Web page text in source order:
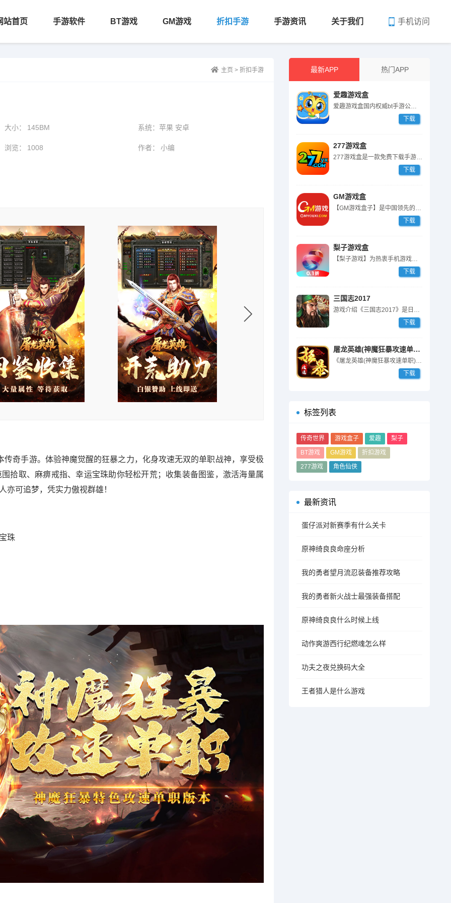
手机访问
站首页 手游软件 BT游戏 GM游戏 折扣手游 手游资讯 关于我们
最新APP 热门APP
爱趣游戏盒
爱趣游戏盒国内权威bt手游公益私服平台,汇聚全网热门变态版gm手游大全...
下载
277游戏盒
277游戏盒是一款免费下载手游的APP，并且支持海外支付功能，聚集了手...
下载
GM游戏盒
【GM游戏盒子】是中国领先的GM版手机游戏盒子平台，返利一键提交，GM...
下载
梨子游戏盒
【梨子游戏】为热衷手机游戏用户量身定制的手游盒子APP，其中拥有海量最...
下载
三国志2017
游戏介绍《三国志2017》是日本光荣特库摩正版授权手游，在原作《三国志...
下载
屠龙英雄(神魔狂暴攻速单职)
《屠龙英雄(神魔狂暴攻速单职)》是一款1.80单职业版本传奇手游。体验...
下载
标签列表
传奇世界 游戏盒子 爱趣
梨子
BT游戏
GM游戏
折扣游戏
277游戏
角色仙侠
最新资讯
蛋仔派对新赛季有什么关卡
原神绮良良命座分析
我的勇者望月流忍装备推荐攻略
我的勇者新火战士最强装备搭配
原神绮良良什么时候上线
动作爽游西行纪燃魂怎么样
功夫之夜兑换码大全
王者猎人是什么游戏
主页 > 折扣手游
大小： 145BM 系统：苹果 安卓
浏览： 1008 作者： 小编
奇手游。体验神魔觉醒的狂暴之力，化身攻速无双的单职战神，享受极
拾取、麻痹戒指、幸运宝珠助你轻松开荒；收集装备图鉴，激活海量属
亦可追梦，凭实力傲视群雄！
珠